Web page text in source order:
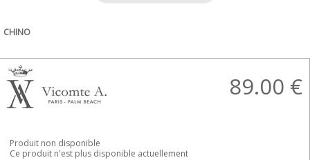
CHINO
89.00 €
Produit non disponible
Ce produit n'est plus disponible actuellement